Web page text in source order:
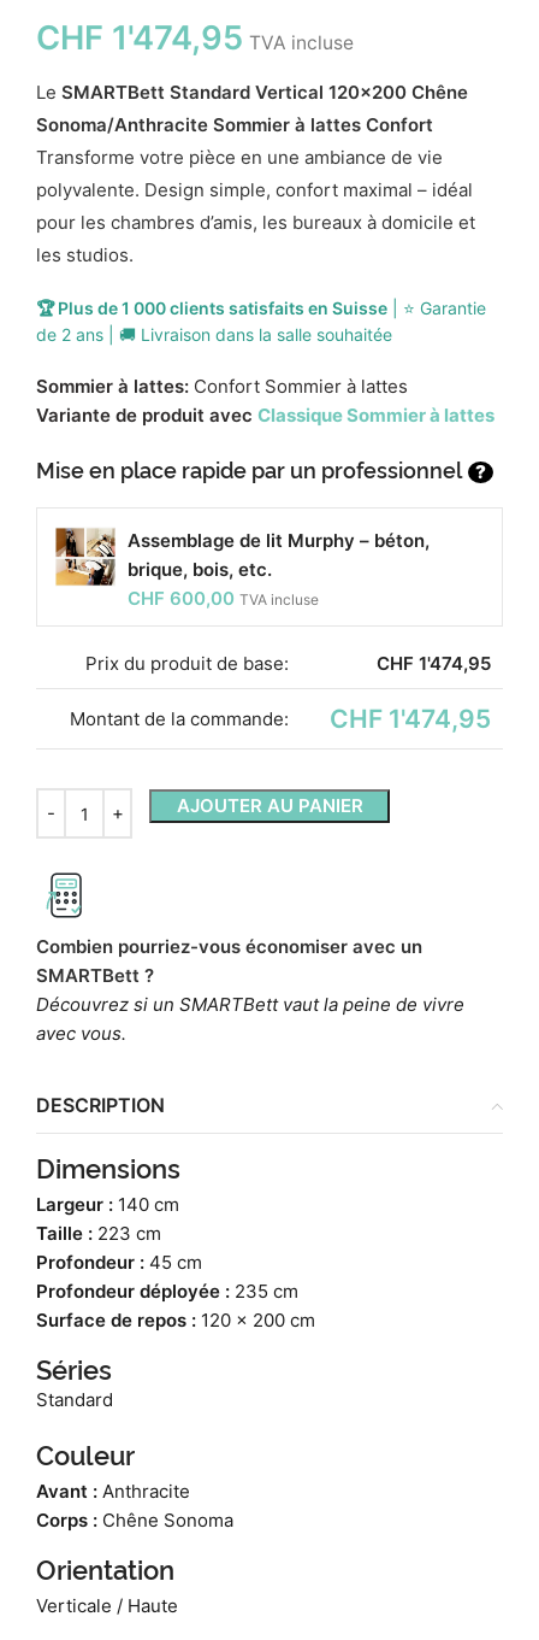
CHF 1'474,95 TVA incluse
Le SMARTBett Standard Vertical 120x200 Chêne
Sonoma/Anthracite Sommier à lattes Confort
Transforme votre pièce en une ambiance de vie
polyvalente. Design simple, confort maximal – idéal
pour les chambres d’amis, les bureaux à domicile et
les studios.
🏆 Plus de 1 000 clients satisfaits en Suisse | ⭐ Garantie
de 2 ans | 🚚 Livraison dans la salle souhaitée
Sommier à lattes: Confort Sommier à lattes
Variante de produit avec Classique Sommier à lattes
Mise en place rapide par un professionnel ?
Assemblage de lit Murphy – béton,
brique, bois, etc.
CHF 600,00 TVA incluse
Prix ​​du produit de base: CHF 1'474,95
Montant de la commande: CHF 1'474,95
AJOUTER AU PANIER
Combien pourriez-vous économiser avec un
SMARTBett ?
Découvrez si un SMARTBett vaut la peine de vivre
avec vous.
DESCRIPTION
Dimensions
Largeur : 140 cm
Taille : 223 cm
Profondeur : 45 cm
Profondeur déployée : 235 cm
Surface de repos : 120 x 200 cm
Séries
Standard
Couleur
Avant : Anthracite
Corps : Chêne Sonoma
Orientation
Verticale / Haute